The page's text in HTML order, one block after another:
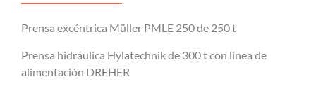
Prensa excéntrica Müller PMLE 250 de 250 t
Prensa hidráulica Hylatechnik de 300 t con línea de
alimentación DREHER